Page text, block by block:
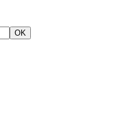
OK